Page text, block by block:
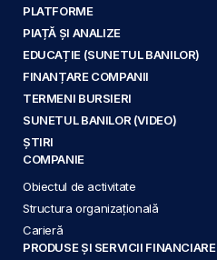
PLATFORME
PIAȚĂ ȘI ANALIZE
EDUCAȚIE (SUNETUL BANILOR)
FINANȚARE COMPANII
TERMENI BURSIERI
SUNETUL BANILOR (VIDEO)
ȘTIRI
COMPANIE
Obiectul de activitate
Structura organizațională
Carieră
PRODUSE ȘI SERVICII FINANCIARE